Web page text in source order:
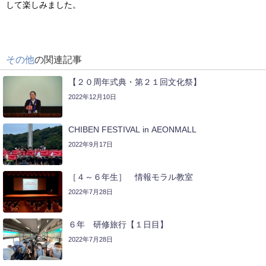
して楽しみました。
その他の関連記事
【２０周年式典・第２１回文化祭】
2022年12月10日
CHIBEN FESTIVAL in AEONMALL
2022年9月17日
［４～６年生］ 情報モラル教室
2022年7月28日
６年 研修旅行【１日目】
2022年7月28日